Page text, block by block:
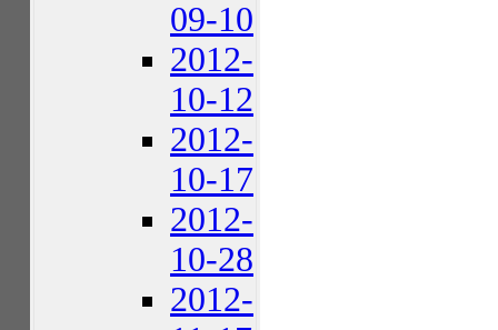
09-10
2012-
10-12
2012-
10-17
2012-
10-28
2012-